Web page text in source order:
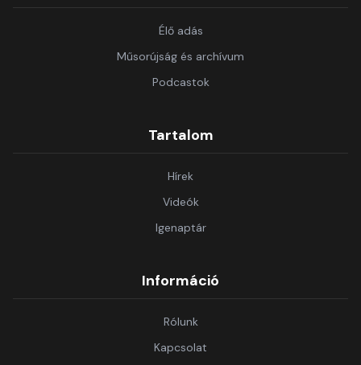
Élő adás
Műsorújság és archívum
Podcastok
Tartalom
Hírek
Videók
Igenaptár
Információ
Rólunk
Kapcsolat